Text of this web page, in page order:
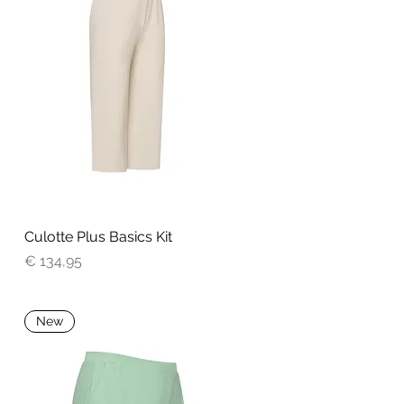
Snel overzicht
Culotte Plus Basics Kit
Prijs
€ 134,95
New